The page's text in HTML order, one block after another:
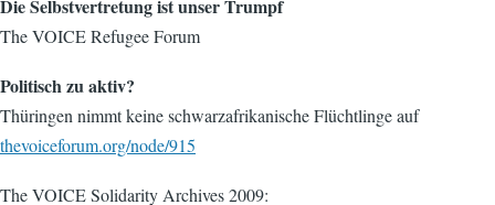
Die Selbstvertretung ist unser Trumpf
The VOICE Refugee Forum
Politisch zu aktiv?
Thüringen nimmt keine schwarzafrikanische Flüchtlinge auf
thevoiceforum.org/node/915
The VOICE Solidarity Archives 2009: